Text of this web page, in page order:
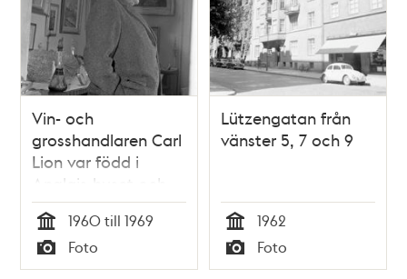
Vin- och
grosshandlaren Carl
Lion var född i
Anglais-huset och
elev i Carlssons
skola på 1890-talet
Tid
1960 till 1969
Typ
Foto
Lützengatan från
vänster 5, 7 och 9
Tid
1962
Typ
Foto